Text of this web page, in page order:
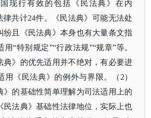
现行有效的包括《民法典》在内
律共计24件。《民法典》可能无法处
纷且《民法典》本身也有大量条文指
“特别规定”“行政法规”“规章”等。
典》的优先适用并不绝对，有必要进
用《民法典》的例外与界限。（2）
》的基础性简单理解为司法适用上的
民法典》基础性法律地位，实际上也